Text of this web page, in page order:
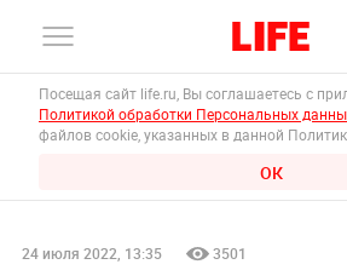
Посещая сайт life.ru, Вы соглашаетесь с
Политикой обработки Персональных
файлов cookie, указанных в данной
ОК
24 июля 2022, 13:35 3501